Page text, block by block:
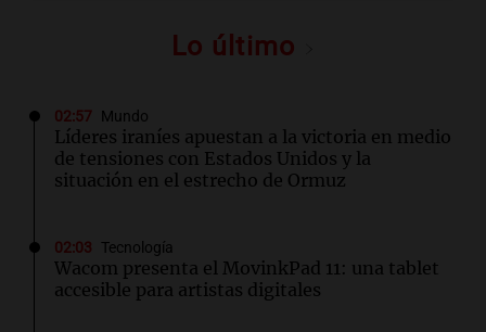
Lo último
02:57 Mundo
Líderes iraníes apuestan a la victoria en medio
de tensiones con Estados Unidos y la
situación en el estrecho de Ormuz
02:03 Tecnología
Wacom presenta el MovinkPad 11: una tablet
accesible para artistas digitales